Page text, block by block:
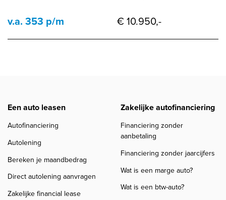
v.a. 353 p/m € 10.950,-
Een auto leasen
Autofinanciering
Autolening
Bereken je maandbedrag
Direct autolening aanvragen
Zakelijke financial lease
Zakelijke autofinanciering
Financiering zonder
aanbetaling
Financiering zonder jaarcijfers
Wat is een marge auto?
Wat is een btw-auto?